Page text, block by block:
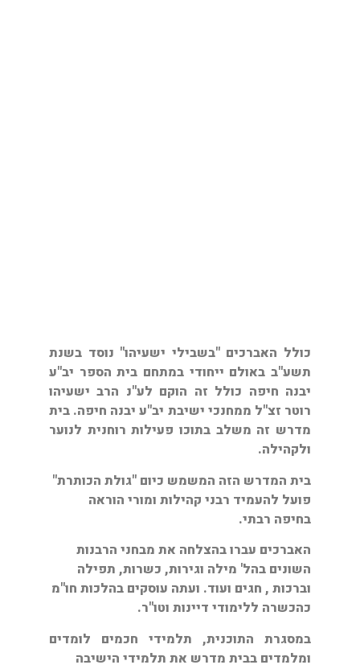
כולל האברכים "בשבילי ישעיהו" נוסד בשנת
תשע"ב באולם ייחודי במתחם בית הספר יב"ע
יבנה חיפה כולל זה הוקם לע"נ הרב ישעיהו
רוטר זצ"ל ממחנכי ישיבת יב"ע יבנה חיפה. בית
מדרש זה משלב בתוכו פעילות רוחנית לנוער
ולקהילה.
בית המדרש הזה המשמש כיום "גולת הכותרת"
פועל להעמיד רבני קהילות ומורי הוראה
בחיפה רבתי.
האברכים עברו בהצלחה את מבחני הרבנות
השונים בהל' מילה וגירות, כשרות, תפילה
וברכות , חגים ועוד. ועתה עוסקים בהלכות חו"מ
כהכשרה ללימודי דיינות וטו"ר.
במסגרת התוכנית, תלמידי חכמים לומדים
ומלמדים בבית מדרש את תלמידי הישיבה